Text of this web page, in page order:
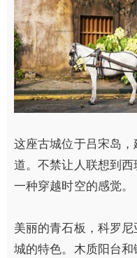
这座古城位于吕宋岛
道。不禁让人联想到
一种穿越时空的感觉。
美丽的青石板，科罗
城的特色。木质阳台